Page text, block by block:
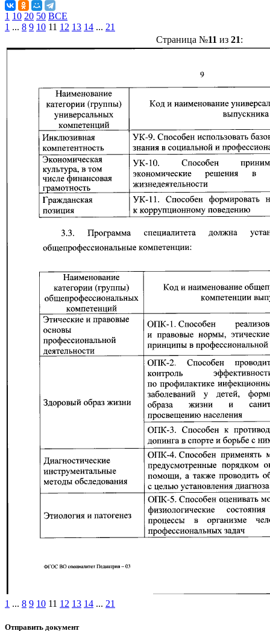
1 10 20 50 ВСЕ
1 ... 8 9 10 11 12 13 14 ... 21
Страница №11 из 21:
1 ... 8 9 10 11 12 13 14 ... 21
Отправить документ